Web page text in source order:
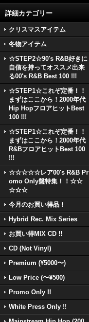
詳細カテゴリー
クリスマスアイテム
冬物アイテム
☆STEP2☆90's R&B好きに
自信を持ってオススメ出来
る00's R&B Best 100 !!!
☆STEP1☆これぞ定番！！
まずはここから！2000年代
Hip HopフロアヒットBest
100 !!!
☆STEP1☆これぞ定番！！
まずはここから！2000年代
R&BフロアヒットBest 100
!!!
☆☆☆☆☆レア00's R&B Pr
omo Only盤特集！！☆☆
☆☆☆
今月のお買い得品！
Hybrid Rec. Mix Series
お買い得MIX CD !!
CD (Not Vinyl)
Premium (¥5000〜)
Low Price (〜¥500)
Promo Only !!
White Press Only !!